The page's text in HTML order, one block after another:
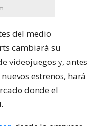
del medio
cambiará su
videojuegos y, antes
estrenos, hará
donde el